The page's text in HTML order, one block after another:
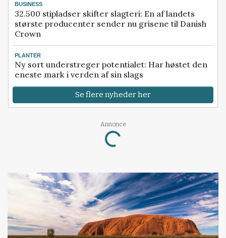
BUSINESS
32.500 stipladser skifter slagteri: En af landets
største producenter sender nu grisene til Danish
Crown
PLANTER
Ny sort understreger potentialet: Har høstet den
eneste mark i verden af sin slags
Se flere nyheder her
Annonce
Loading...